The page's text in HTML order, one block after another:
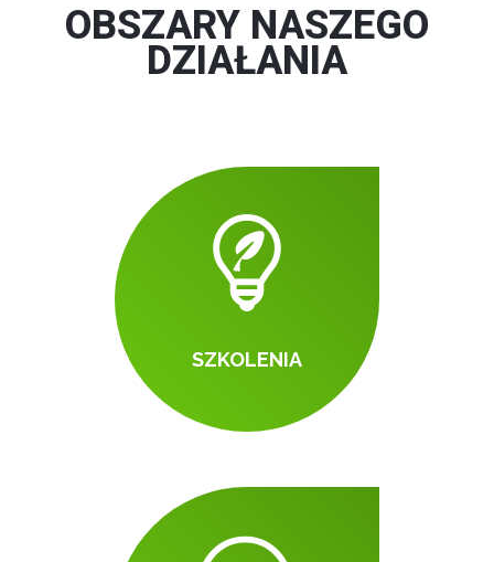
OBSZARY NASZEGO
DZIAŁANIA
SZKOLENIA